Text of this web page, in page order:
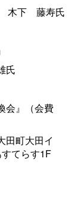
木下 藤寿氏
氏
会』（会費
田町大田イ
てらす1F